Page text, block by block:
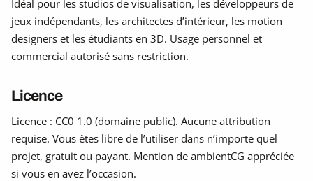
Idéal pour les studios de visualisation, les développeurs de
jeux indépendants, les architectes d’intérieur, les motion
designers et les étudiants en 3D. Usage personnel et
commercial autorisé sans restriction.
Licence
Licence : CC0 1.0 (domaine public). Aucune attribution
requise. Vous êtes libre de l’utiliser dans n’importe quel
projet, gratuit ou payant. Mention de ambientCG appréciée
si vous en avez l’occasion.